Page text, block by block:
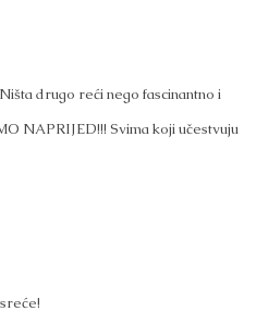
drugo reći nego fascinantno i
NAPRIJED!!! Svima koji učestvuju